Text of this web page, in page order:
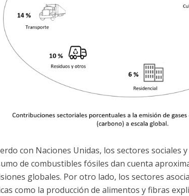
con Naciones Unidas, los sectores sociales
de combustibles fósiles dan cuenta
globales. Por otro lado, los sectores
como la producción de alimentos y fibras